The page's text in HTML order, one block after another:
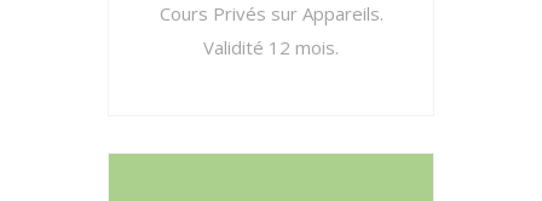
Cours Privés sur Appareils.
Validité 12 mois.